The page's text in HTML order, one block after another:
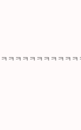
ㅋㅋㅋㅋㅋㅋㅋㅋㅋ